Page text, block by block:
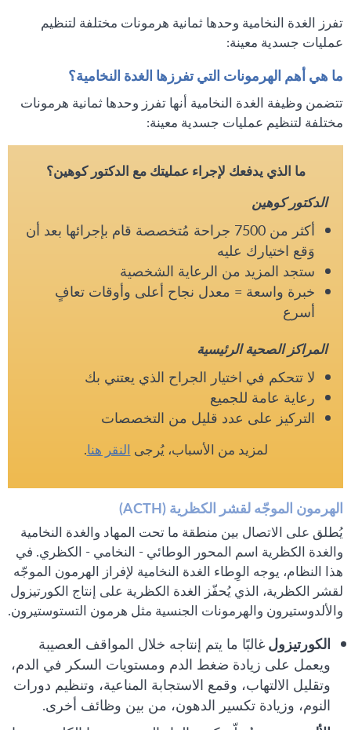
تفرز الغدة النخامية وحدها ثمانية هرمونات مختلفة لتنظيم
عمليات جسدية معينة:
ما هي أهم الهرمونات التي تفرزها الغدة النخامية؟
تتضمن وظيفة الغدة النخامية أنها تفرز وحدها ثمانية هرمونات
مختلفة لتنظيم عمليات جسدية معينة:
ما الذي يدفعك لإجراء عمليتك مع الدكتور كوهين؟
الدكتور كوهين
أكثر من 7500 جراحة مُتخصصة قام بإجرائها بعد أن
وَقع اختيارك عليه
ستجد المزيد من الرعاية الشخصية
خبرة واسعة = معدل نجاح أعلى وأوقات تعافٍ
أسرع
المراكز الصحية الرئيسية
لا تتحكم في اختيار الجراح الذي يعتني بك
رعاية عامة للجميع
التركيز على عدد قليل من التخصصات
لمزيد من الأسباب، يُرجى النقر هنا.
الهرمون الموجّه لقشر الكظرية (ACTH)
يُطلق على الاتصال بين منطقة ما تحت المهاد والغدة النخامية
والغدة الكظرية اسم المحور الوطائي - النخامي - الكظري. في
هذا النظام، يوجه الوِطاء الغدة النخامية لإفراز الهرمون الموجّه
لقشر الكظرية، الذي يُحفّز الغدة الكظرية على إنتاج الكورتيزول
والألدوستيرون والهرمونات الجنسية مثل هرمون التستوستيرون.
الكورتيزول غالبًا ما يتم إنتاجه خلال المواقف العصيبة
ويعمل على زيادة ضغط الدم ومستويات السكر في الدم،
وتقليل الالتهاب، وقمع الاستجابة المناعية، وتنظيم دورات
النوم، وزيادة تكسير الدهون، من بين وظائف أخرى.